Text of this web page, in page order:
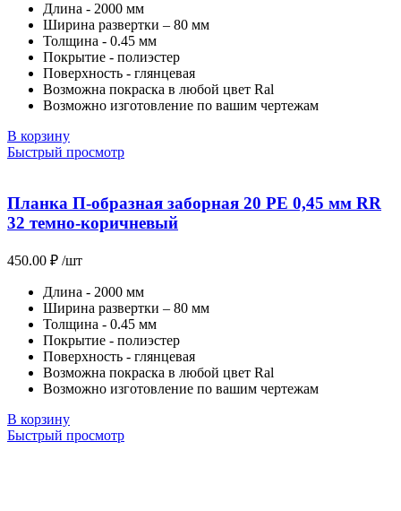
Длина - 2000 мм
Ширина развертки – 80 мм
Толщина - 0.45 мм
Покрытие - полиэстер
Поверхность - глянцевая
Возможна покраска в любой цвет Ral
Возможно изготовление по вашим чертежам
В корзину
Быстрый просмотр
Планка П-образная заборная 20 PE 0,45 мм RR
32 темно-коричневый
450.00 ₽ /шт
Длина - 2000 мм
Ширина развертки – 80 мм
Толщина - 0.45 мм
Покрытие - полиэстер
Поверхность - глянцевая
Возможна покраска в любой цвет Ral
Возможно изготовление по вашим чертежам
В корзину
Быстрый просмотр